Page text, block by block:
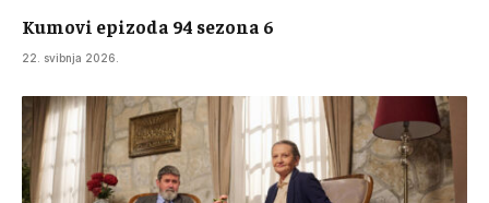
Kumovi epizoda 94 sezona 6
22. svibnja 2026.